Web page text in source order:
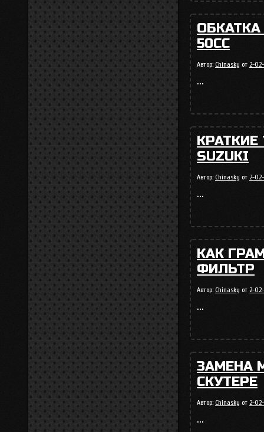
50СС
Автор: Chinasky от 2-
...
КРАТКИЕ
SUZUKI
Автор: Chinasky от 2-
...
КАК
ФИЛЬТР
Автор: Chinasky от 2-
...
ЗАМЕНА
СКУТЕРЕ
Автор: Chinasky от 2-
...